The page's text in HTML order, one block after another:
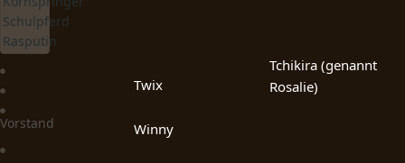
Tchikira (genannt
Rosalie)
Twix
Winny
Vorstand